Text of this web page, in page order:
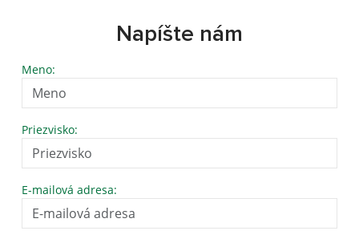
Napíšte nám
Meno:
Priezvisko:
E-mailová adresa: